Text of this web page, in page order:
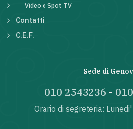
Video e Spot TV
Contatti
C.E.F.
Sede di
010 2543236 -
Orario di segreteria: